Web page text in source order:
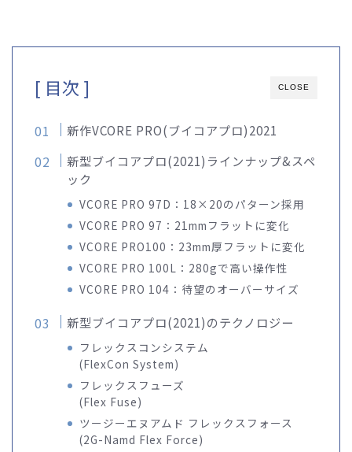
CLOSE
[ 目次 ]
新作VCORE PRO(ブイコアプロ)2021
新型ブイコアプロ(2021)ラインナップ&スペ
ック
VCORE PRO 97D：18×20のパターン採用
VCORE PRO 97：21mmフラットに変化
VCORE PRO100：23mm厚フラットに変化
VCORE PRO 100L：280gで高い操作性
VCORE PRO 104：待望のオーバーサイズ
新型ブイコアプロ(2021)のテクノロジー
フレックスコンシステム
(FlexCon System)
フレックスフューズ
(Flex Fuse)
ツージーエヌアムド フレックスフォース
(2G-Namd Flex Force)